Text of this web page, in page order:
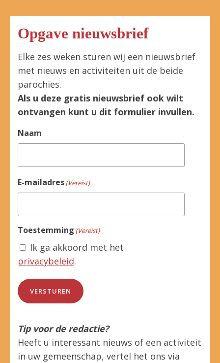
Opgave nieuwsbrief
Elke zes weken sturen wij een nieuwsbrief
met nieuws en activiteiten uit de beide
parochies.
Als u deze gratis nieuwsbrief ook wilt
ontvangen kunt u dit formulier invullen.
Naam
E-mailadres (Vereist)
Toestemming (Vereist)
Ik ga akkoord met het
privacybeleid.
Tip voor de redactie?
Heeft u interessant nieuws of een activiteit
in uw gemeenschap, vertel het ons via